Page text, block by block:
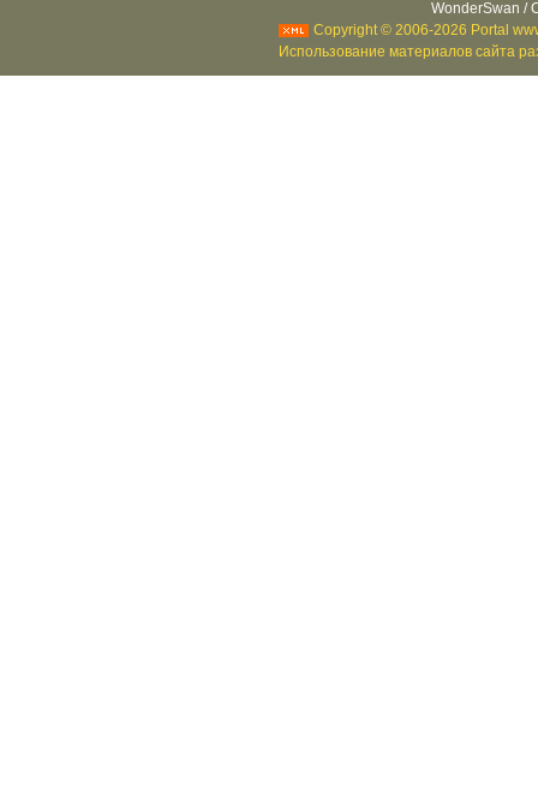
WonderSwan /
Copyright © 2006-2026 Portal
Использование материалов сайта